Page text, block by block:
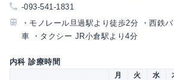
-093-541-1831
・モノレール旦過駅より徒歩2分 ・西鉄
車 ・タクシー JR小倉駅より4分
内科 診療時間
月 火 水